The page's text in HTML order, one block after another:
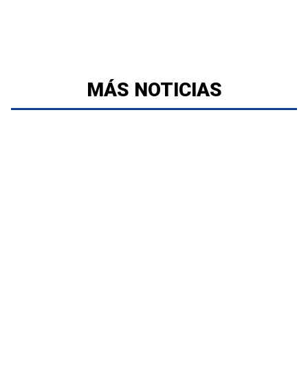
MÁS NOTICIAS